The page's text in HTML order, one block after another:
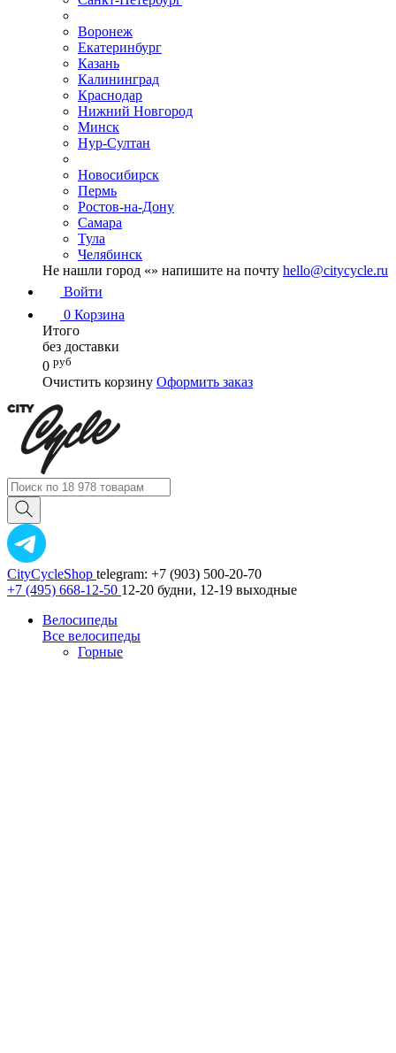
Воронеж
Екатеринбург
Казань
Калининград
Краснодар
Нижний Новгород
Минск
Нур-Султан
Новосибирск
Пермь
Ростов-на-Дону
Самара
Тула
Челябинск
Не нашли город «» напишите на почту hello@citycycle.ru
Войти
0 Корзина
Итого
без доставки
0 руб
Очистить корзину Оформить заказ
CityCycleShop telegram: +7 (903) 500-20-70
+7 (495) 668-12-50 12-20 будни, 12-19 выходные
Велосипеды
Все велосипеды
Горные